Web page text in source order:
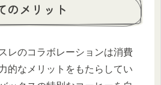
のメリット
レのコラボレーションは消費
的なメリットをもたらしてい